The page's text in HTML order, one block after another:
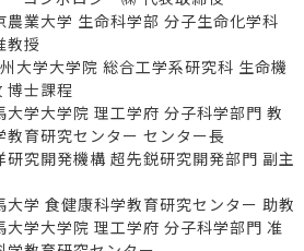
学 生命科学部 分子生命化学科
教授
学大学院 総合工学系研究科 生命機
博士課程
学院 理工学府 分子科学部門 教
育研究センター センター長
発機構 超先鋭研究開発部門 副主
健康科学教育研究センター 助教
院 理工学府 分子科学部門 准